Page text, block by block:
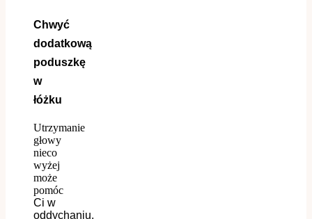
Chwyć
dodatkową
poduszkę
w
łóżku
Utrzymanie
głowy
nieco
wyżej
może
pomóc
Ci w
oddychaniu.